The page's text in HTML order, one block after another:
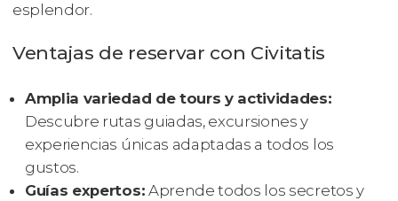
esplendor.
Ventajas de reservar con Civitatis
Amplia variedad de tours y actividades:
Descubre rutas guiadas, excursiones y
experiencias únicas adaptadas a todos los
gustos.
Guías expertos: Aprende todos los secretos y